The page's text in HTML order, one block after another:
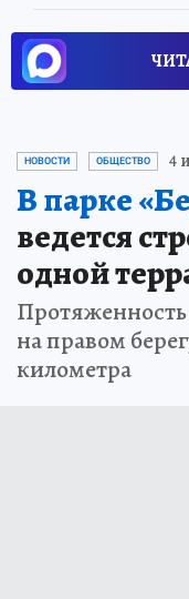
НОВОСТИ ОБЩЕСТВО 4
В парке
ведется
одной
на правом
километра